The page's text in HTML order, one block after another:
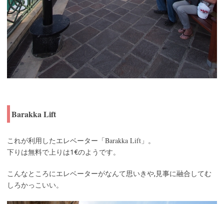
Barakka Lift
これが利用したエレベーター「Barakka Lift 」。
下りは無料で上りは1€のようです。
こんなところにエレベーターがなんて思いきや,見事に融合してむ
しろかっこいい。